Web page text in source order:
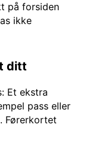
på forsiden
ikke
ditt
Et ekstra
pass eller
Førerkortet